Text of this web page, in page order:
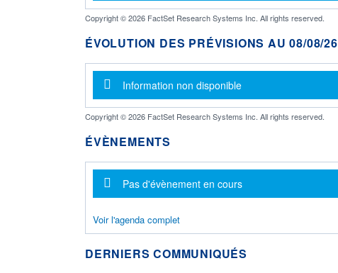
Copyright © 2026 FactSet Research Systems Inc. All rights reserved.
ÉVOLUTION DES PRÉVISIONS AU 08/08/26
Message d'information
Information non disponible
Copyright © 2026 FactSet Research Systems Inc. All rights reserved.
ÉVÈNEMENTS
Message d'information
Pas d'évènement en cours
Voir l'agenda complet
DERNIERS COMMUNIQUÉS